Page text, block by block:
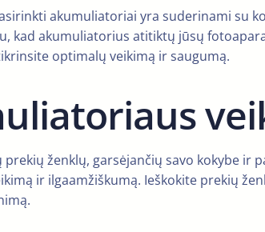
akumuliatoriai yra suderinami su
kad akumuliatorius atitiktų jūsų
optimalų veikimą ir saugumą.
prekių ženklų, garsėjančių savo kokybe
ir ilgaamžiškumą. Ieškokite prekių